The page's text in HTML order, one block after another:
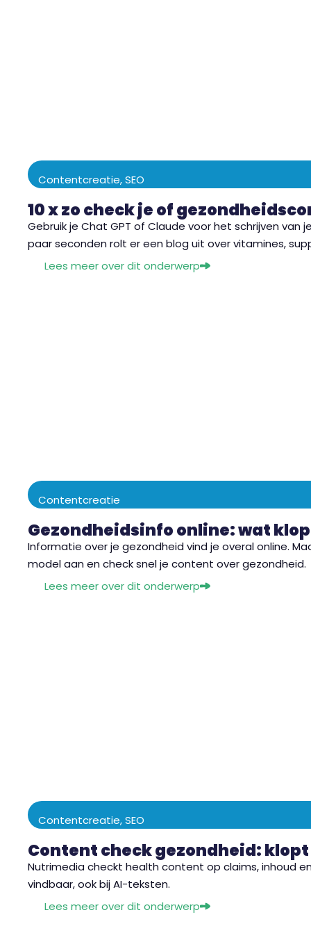
Contentcreatie,SEO
10 x zo check je of
Gebruik je Chat GPT of Claude voor het schrijven van
paar seconden rolt er een blog uit over vitamines,
Lees meer over dit onderwerp
Contentcreatie
Gezondheidsinfo online: wat
Informatie over je gezondheid vind je overal online.
model aan en check snel je content over gezondheid.
Lees meer over dit onderwerp
Contentcreatie,SEO
Content check gezondheid:
Nutrimedia checkt health content op claims, inhoud
vindbaar, ook bij AI-teksten.
Lees meer over dit onderwerp